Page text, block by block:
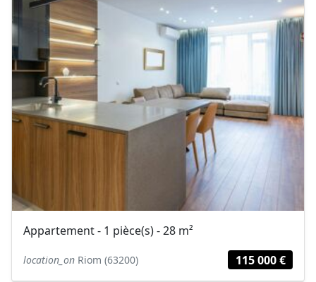
Appartement - 1 pièce(s) - 28 m²
location_on Riom (63200) 115 000 €